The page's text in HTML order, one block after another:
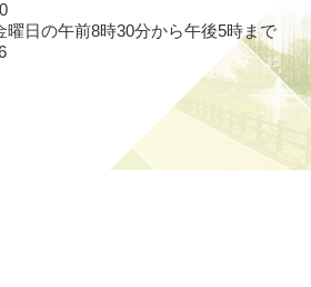
曜日の午前8時30分から午後5時まで